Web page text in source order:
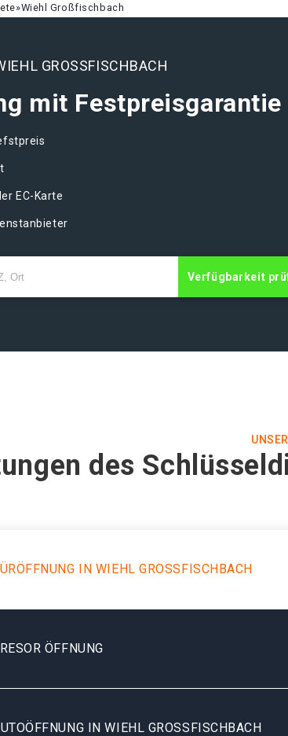
»Wiehl Großfischbach
GROSSFISCHBACH
mit Festpreisgarantie
EC-Karte
Verfügbarkeit
des
IN WIEHL GROSSFISCHBACH
ÖFFNUNG
IN WIEHL GROSSFISCHBACH